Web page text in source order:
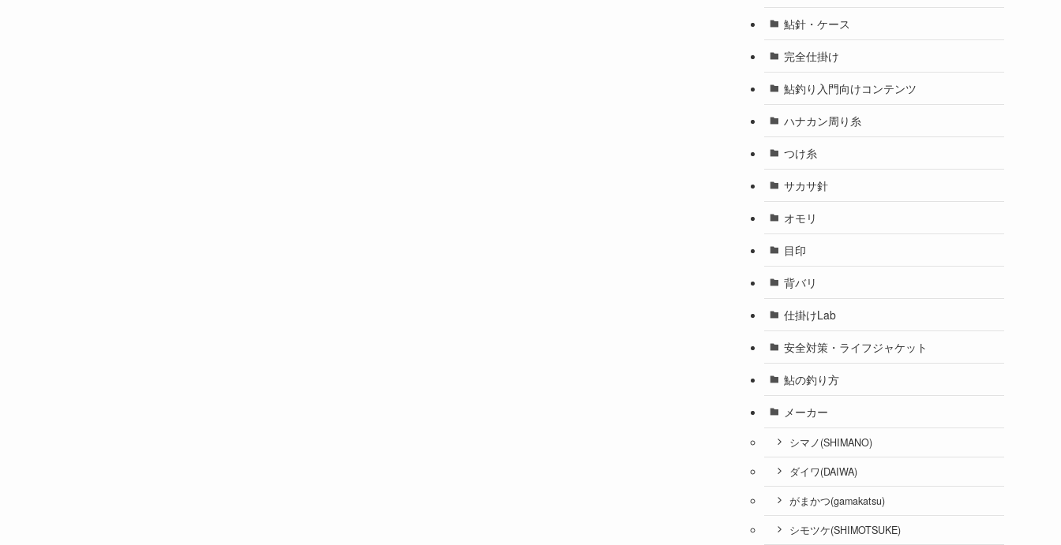
鮎針・ケース
完全仕掛け
鮎釣り入門向けコンテンツ
ハナカン周り糸
つけ糸
サカサ針
オモリ
目印
背バリ
仕掛けLab
安全対策・ライフジャケット
鮎の釣り方
メーカー
シマノ(SHIMANO)
ダイワ(DAIWA)
がまかつ(gamakatsu)
シモツケ(SHIMOTSUKE)